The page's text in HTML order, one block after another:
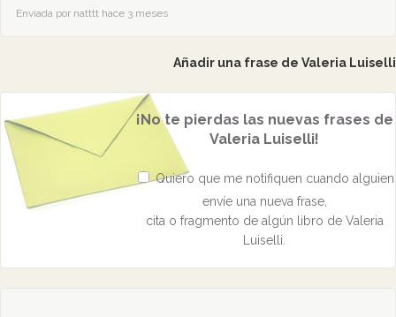
Enviada por natttt hace 3 meses
Añadir una frase de Valeria Luiselli
¡No te pierdas las nuevas frases de
Valeria Luiselli!
Quiero que me notifiquen cuando alguien
envíe una nueva frase,
cita o fragmento de algún libro de Valeria
Luiselli.